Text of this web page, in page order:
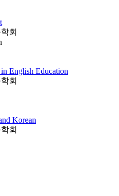
회
English Education
회
Korean
회